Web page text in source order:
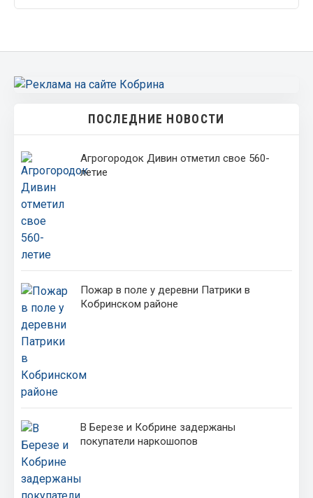
ПОСЛЕДНИЕ НОВОСТИ
Агрогородок Дивин отметил свое 560-
летие
Пожар в поле у деревни Патрики в
Кобринском районе
В Березе и Кобрине задержаны
покупатели наркошопов